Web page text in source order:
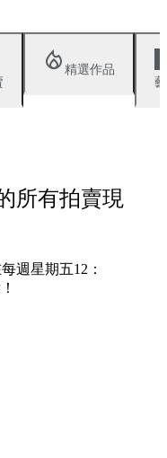
精選作品
所有拍賣現
週星期五12：